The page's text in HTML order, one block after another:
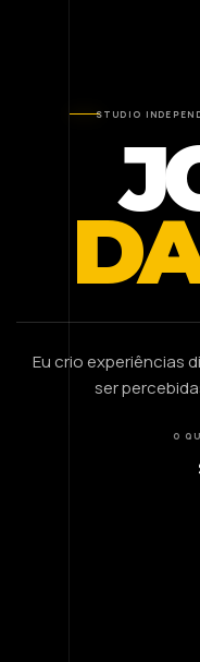
STUDIO
Eu crio experiências
ser
O